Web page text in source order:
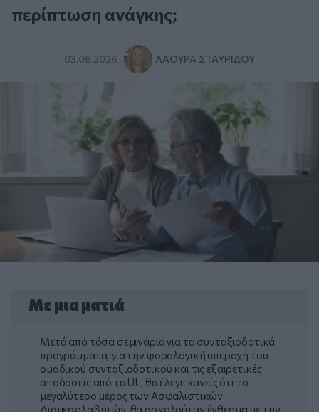
περίπτωση ανάγκης;
03.06.2026 ΛΆΟΥΡΑ ΣΤΑΥΡΊΔΟΥ
Με μια ματιά
Μετά από τόσα σεμινάρια για τα συνταξιοδοτικά
προγράμματα, για την φορολογική υπεροχή του
ομαδικού συνταξιοδοτικού και τις εξαιρετικές
αποδόσεις από τα UL, θα έλεγε κανείς ότι το
μεγαλύτερο μέρος των Ασφαλιστικών
Διαμεσολαβητών, θα ασχολούταν ένθερμα με την